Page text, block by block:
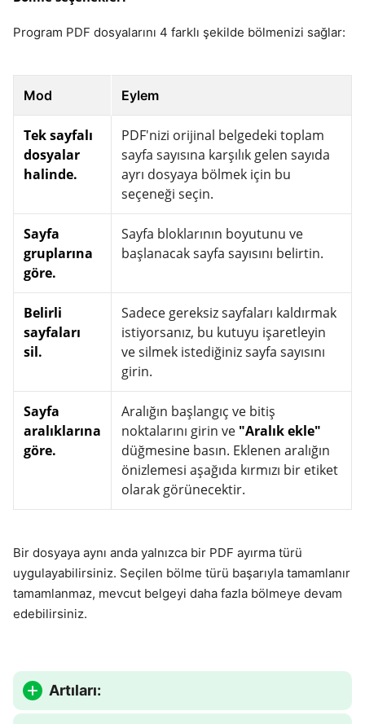
Program PDF dosyalarını 4 farklı şekilde bölmenizi sağlar:
Mod Eylem
Tek sayfalı
dosyalar
halinde.
PDF'nizi orijinal belgedeki toplam
sayfa sayısına karşılık gelen sayıda
ayrı dosyaya bölmek için bu
seçeneği seçin.
Sayfa
gruplarına
göre.
Sayfa bloklarının boyutunu ve
başlanacak sayfa sayısını belirtin.
Belirli
sayfaları
sil.
Sadece gereksiz sayfaları kaldırmak
istiyorsanız, bu kutuyu işaretleyin
ve silmek istediğiniz sayfa sayısını
girin.
Sayfa
aralıklarına
göre.
Aralığın başlangıç ve bitiş
noktalarını girin ve "Aralık ekle"
düğmesine basın. Eklenen aralığın
önizlemesi aşağıda kırmızı bir etiket
olarak görünecektir.
Bir dosyaya aynı anda yalnızca bir PDF ayırma türü
uygulayabilirsiniz. Seçilen bölme türü başarıyla tamamlanır
tamamlanmaz, mevcut belgeyi daha fazla bölmeye devam
edebilirsiniz.
Artıları: